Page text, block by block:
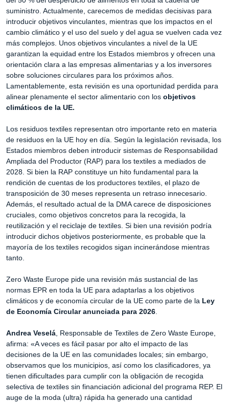
suministro. Actualmente, carecemos de medidas decisivas para
introducir objetivos vinculantes, mientras que los impactos en el
cambio climático y el uso del suelo y del agua se vuelven cada vez
más complejos. Unos objetivos vinculantes a nivel de la UE
garantizan la equidad entre los Estados miembros y ofrecen una
orientación clara a las empresas alimentarias y a los inversores
sobre soluciones circulares para los próximos años.
Lamentablemente, esta revisión es una oportunidad perdida para
alinear plenamente el sector alimentario con los objetivos
climáticos de la UE.
Los residuos textiles representan otro importante reto en materia
de residuos en la UE hoy en día. Según la legislación revisada, los
Estados miembros deben introducir sistemas de Responsabilidad
Ampliada del Productor (RAP) para los textiles a mediados de
2028. Si bien la RAP constituye un hito fundamental para la
rendición de cuentas de los productores textiles, el plazo de
transposición de 30 meses representa un retraso innecesario.
Además, el resultado actual de la DMA carece de disposiciones
cruciales, como objetivos concretos para la recogida, la
reutilización y el reciclaje de textiles. Si bien una revisión podría
introducir dichos objetivos posteriormente, es probable que la
mayoría de los textiles recogidos sigan incinerándose mientras
tanto.
Zero Waste Europe pide una revisión más sustancial de las
normas EPR en toda la UE para adaptarlas a los objetivos
climáticos y de economía circular de la UE como parte de la Ley
de Economía Circular anunciada para 2026
Andrea Veselá , Responsable de Textiles de Zero Waste Europe,
afirma: «A veces es fácil pasar por alto el impacto de las
decisiones de la UE en las comunidades locales; sin embargo,
observamos que los municipios, así como los clasificadores, ya
tienen dificultades para cumplir con la obligación de recogida
selectiva de textiles sin financiación adicional del programa REP. El
auge de la moda (ultra) rápida ha generado una cantidad